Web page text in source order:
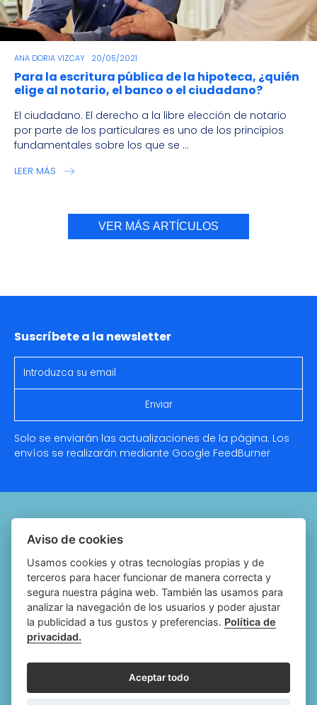
ANA DORIA VIZCAY 20/05/2021
Para la escritura pública de la hipoteca, ¿quién
elige al notario, el banco o el ciudadano?
El ciudadano. El derecho a la libre elección de notario
por parte de los particulares es uno de los principios
fundamentales sobre los que se ...
LEER MÁS
VER MÁS ARTÍCULOS
Suscríbete a la newsletter
Solo se enviarán las actualizaciones de la página. Los
envíos se realizarán mediante Google FeedBurner
Política de cookies
Política de privacidad
Aviso legal
Configurar cookies
Aviso de cookies
Usamos cookies y otras tecnologías propias y de
terceros para hacer funcionar de manera correcta y
segura nuestra página web. También las usamos para
analizar la navegación de los usuarios y poder ajustar
la publicidad a tus gustos y preferencias. Política de
privacidad.
Aceptar todo